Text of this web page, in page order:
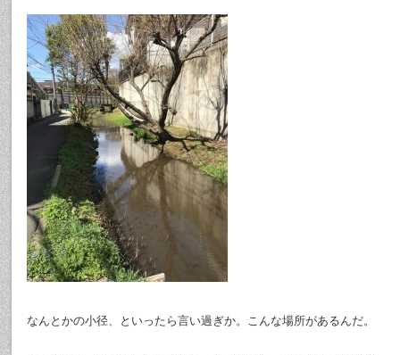
なんとかの小径、といったら言い過ぎか。こんな場所があるんだ。